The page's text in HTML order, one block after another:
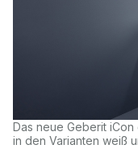
Das neue Geberit
in den Varianten weiß